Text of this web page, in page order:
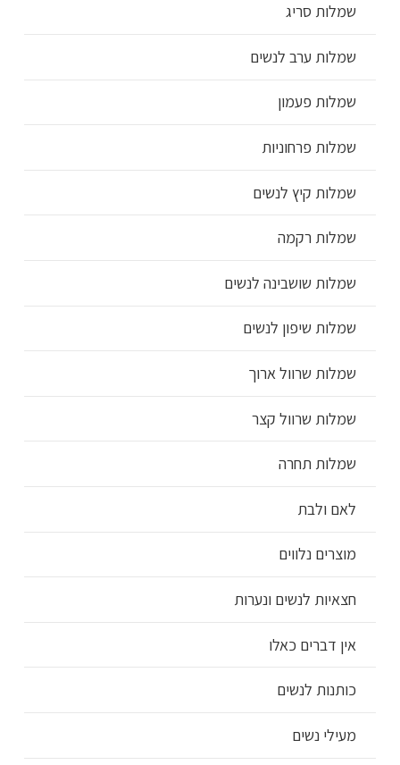
שמלות סריג
שמלות ערב לנשים
שמלות פעמון
שמלות פרחוניות
שמלות קיץ לנשים
שמלות רקמה
שמלות שושבינה לנשים
שמלות שיפון לנשים
שמלות שרוול ארוך
שמלות שרוול קצר
שמלות תחרה
לאם ולבת
מוצרים נלווים
חצאיות לנשים ונערות
אין דברים כאלו
כותנות לנשים
מעילי נשים